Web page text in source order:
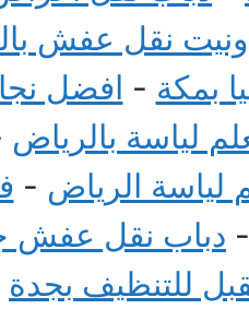
ونيت نقل عفش
بمكة - افضل
لياسة بالرياض
لياسة الرياض -
- دباب نقل عفش
للتنظيف بجدة